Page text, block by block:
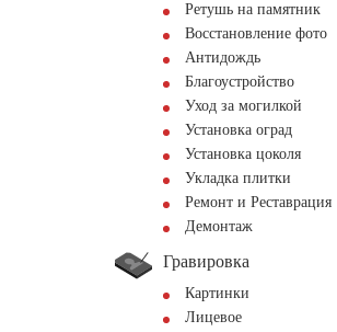
Ретушь на памятник
Восстановление фото
Антидождь
Благоустройство
Уход за могилкой
Установка оград
Установка цоколя
Укладка плитки
Ремонт и Реставрация
Демонтаж
Гравировка
Картинки
Лицевое